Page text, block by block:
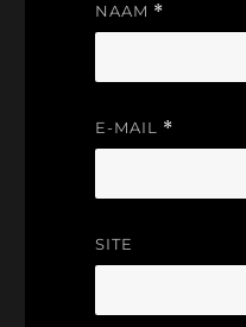
NAAM *
E-MAIL *
SITE